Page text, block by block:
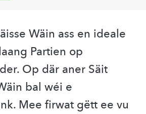
Wäin ass en ideale
Partien op
Op där aner Säit
bal wéi e
Mee firwat gëtt ee vu